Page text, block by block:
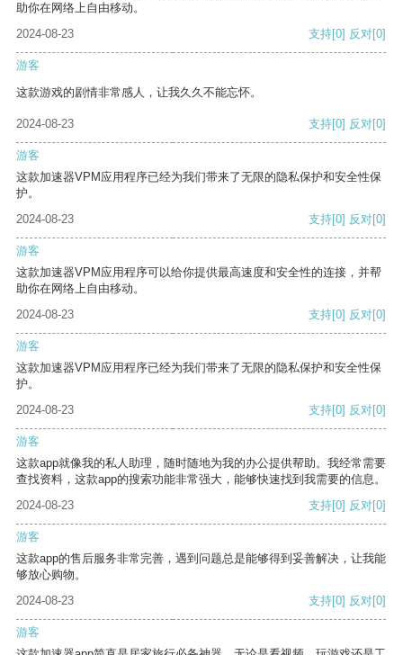
助你在网络上自由移动。
2024-08-23
支持[0] 反对[0]
游客
这款游戏的剧情非常感人，让我久久不能忘怀。
2024-08-23 支持[0] 反对[0]
游客
这款加速器VPM应用程序已经为我们带来了无限的隐私保护和安全性保
护。
2024-08-23
支持[0] 反对[0]
游客
这款加速器VPM应用程序可以给你提供最高速度和安全性的连接，并帮
助你在网络上自由移动。
2024-08-23
支持[0] 反对[0]
游客
这款加速器VPM应用程序已经为我们带来了无限的隐私保护和安全性保
护。
2024-08-23
支持[0] 反对[0]
游客
这款app就像我的私人助理，随时随地为我的办公提供帮助。我经常需要
查找资料，这款app的搜索功能非常强大，能够快速找到我需要的信息。
2024-08-23
支持[0] 反对[0]
游客
这款app的售后服务非常完善，遇到问题总是能够得到妥善解决，让我能
够放心购物。
2024-08-23
支持[0] 反对[0]
游客